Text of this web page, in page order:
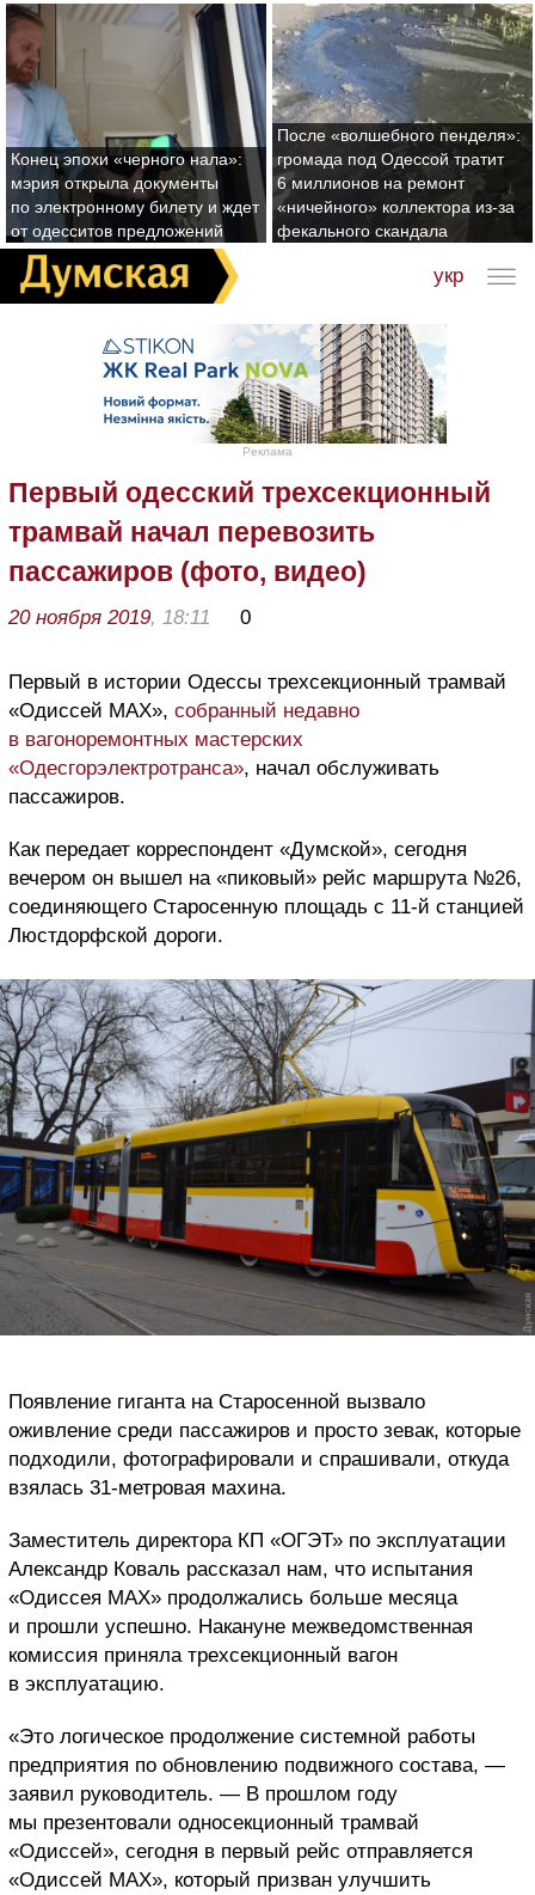
Конец эпохи «черного нала»:
мэрия открыла документы
по электронному билету и ждет
от одесситов предложений
После «волшебного пенделя»:
громада под Одессой тратит
6 миллионов на ремонт
«ничейного» коллектора из-за
фекального скандала
укр
Реклама
Первый одесский трехсекционный
трамвай начал перевозить
пассажиров (фото, видео)
20 ноября 2019, 18:11 0
Первый в истории Одессы трехсекционный трамвай
«Одиссей МАХ», собранный недавно
в вагоноремонтных мастерских
«Одесгорэлектротранса», начал обслуживать
пассажиров.
Как передает корреспондент «Думской», сегодня
вечером он вышел на «пиковый» рейс маршрута №26,
соединяющего Старосенную площадь с 11-й станцией
Люстдорфской дороги.
Появление гиганта на Старосенной вызвало
оживление среди пассажиров и просто зевак, которые
подходили, фотографировали и спрашивали, откуда
взялась 31-метровая махина.
Заместитель директора КП «ОГЭТ» по эксплуатации
Александр Коваль рассказал нам, что испытания
«Одиссея МАХ» продолжались больше месяца
и прошли успешно. Накануне межведомственная
комиссия приняла трехсекционный вагон
в эксплуатацию.
«Это логическое продолжение системной работы
предприятия по обновлению подвижного состава, —
заявил руководитель. — В прошлом году
мы презентовали односекционный трамвай
«Одиссей», сегодня в первый рейс отправляется
«Одиссей МАХ», который призван улучшить